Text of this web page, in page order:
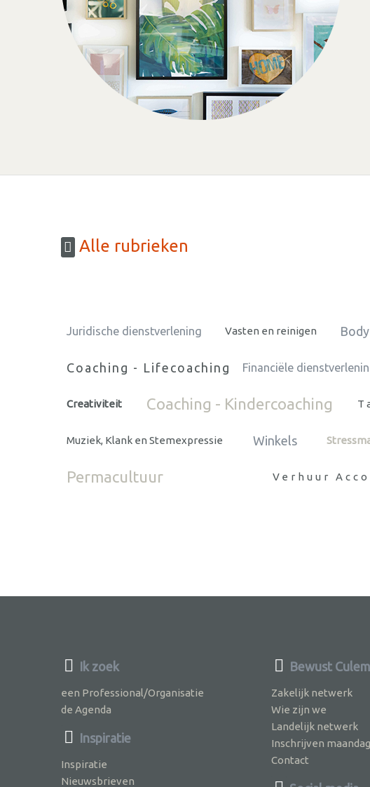
Alle rubrieken
Juridische dienstverlening Vasten en reinigen
Coaching - Lifecoaching Financiële
Creativiteit Coaching - Kindercoaching
Muziek, Klank en Stemexpressie Winkels
Permacultuur Verhuur
Ik zoek
een Professional/Organisatie
de Agenda
Inspiratie
Inspiratie
Nieuwsbrieven
Bewust
Zakelijk netwerk
Wie zijn we
Landelijk netwerk
Inschrijven
Contact